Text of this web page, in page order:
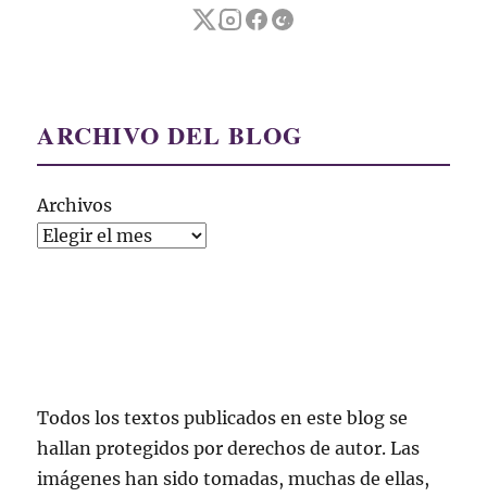
ARCHIVO DEL BLOG
Archivos
Todos los textos publicados en este blog se
hallan protegidos por derechos de autor. Las
imágenes han sido tomadas, muchas de ellas,